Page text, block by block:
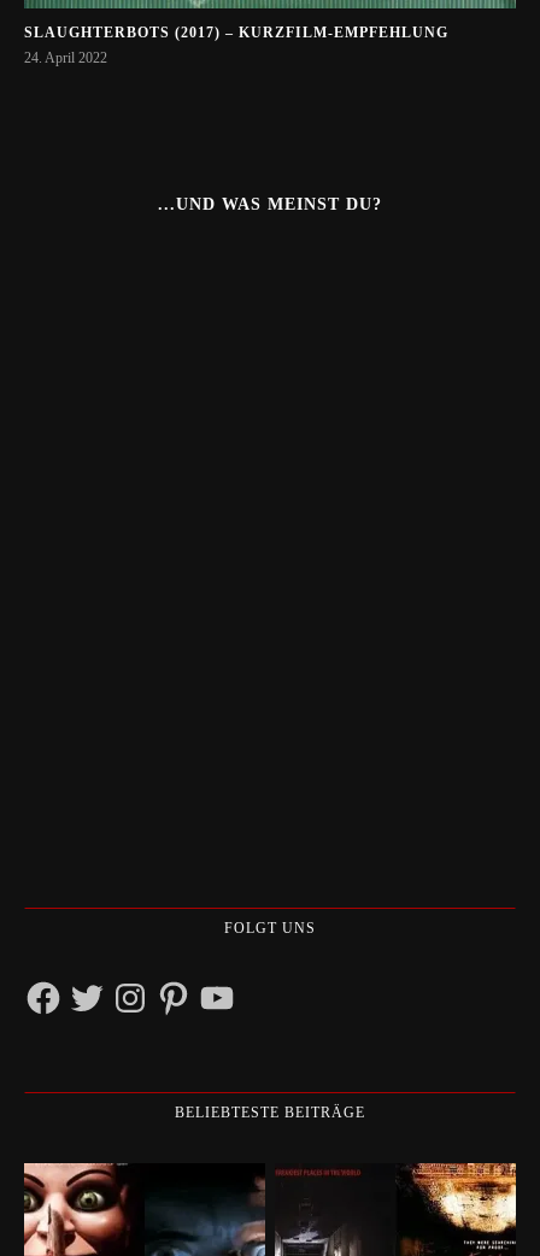
SLAUGHTERBOTS (2017) – KURZFILM-EMPFEHLUNG
24. April 2022
...UND WAS MEINST DU?
FOLGT UNS
FacebookTwitterInstagramPinterestYouTube
BELIEBTESTE BEITRÄGE